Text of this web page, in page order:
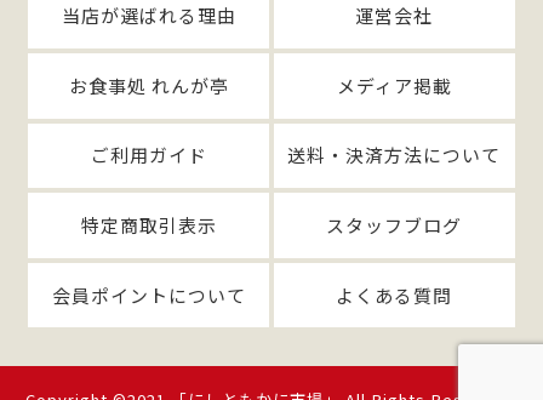
当店が選ばれる理由 運営会社
お食事処 れんが亭 メディア掲載
ご利用ガイド 送料・決済方法について
特定商取引表示 スタッフブログ
会員ポイントについて よくある質問